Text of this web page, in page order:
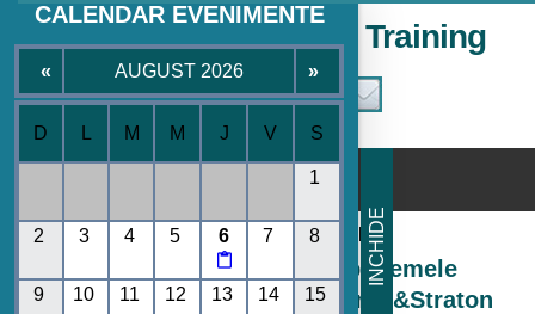
Seminare • Conferinte • Training
Consultanta de la specialisti
Seminare si Conferinte pe temele
momentului oferite de Rentrop&Straton
CALENDAR EVENIMENTE
« AUGUST 2026 »
D M M J V S
1
2 3 4 5 6

7 8
9 10 11 12 13 14 15
INCHIDE